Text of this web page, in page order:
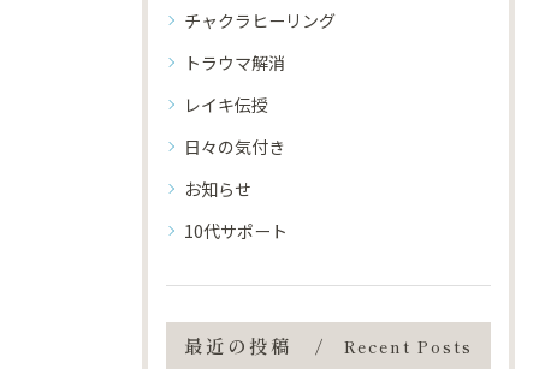
チャクラヒーリング
トラウマ解消
レイキ伝授
日々の気付き
お知らせ
10代サポート
最近の投稿 Recent Posts